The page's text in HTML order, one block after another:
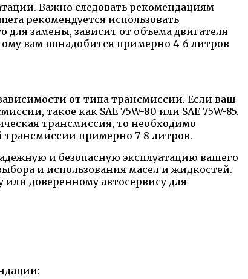
Важно следовать рекомендациям
рекомендуется использовать
для замены, зависит от объема двигателя
вам понадобится примерно 4-6 литров
от типа трансмиссии. Если ваш
такое как SAE 75W-80 или SAE 75W-85.
трансмиссия, то необходимо
трансмиссии примерно 7-8 литров.
и безопасную эксплуатацию вашего
и использования масел и жидкостей.
доверенному автосервису для